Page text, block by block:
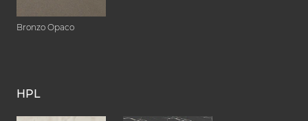
Bronzo Opaco
HPL